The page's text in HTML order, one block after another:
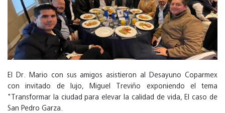
El Dr. Mario con sus amigos asistieron al Desayuno Coparmex
con invitado de lujo, Miguel Treviño exponiendo el tema
"Transformar la ciudad para elevar la calidad de vida, El caso de
San Pedro Garza.